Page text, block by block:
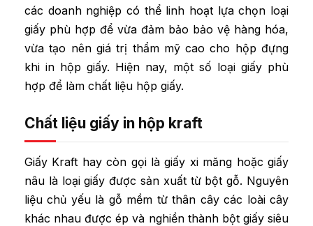
các doanh nghiệp có thể linh hoạt lựa chọn loại
giấy phù hợp để vừa đảm bảo bảo vệ hàng hóa,
vừa tạo nên giá trị thẩm mỹ cao cho hộp đựng
khi in hộp giấy. Hiện nay, một số loại giấy phù
hợp để làm chất liệu hộp giấy.
Chất liệu giấy in hộp kraft
Giấy Kraft hay còn gọi là giấy xi măng hoặc giấy
nâu là loại giấy được sản xuất từ bột gỗ. Nguyên
liệu chủ yếu là gỗ mềm từ thân cây các loài cây
khác nhau được ép và nghiền thành bột giấy siêu